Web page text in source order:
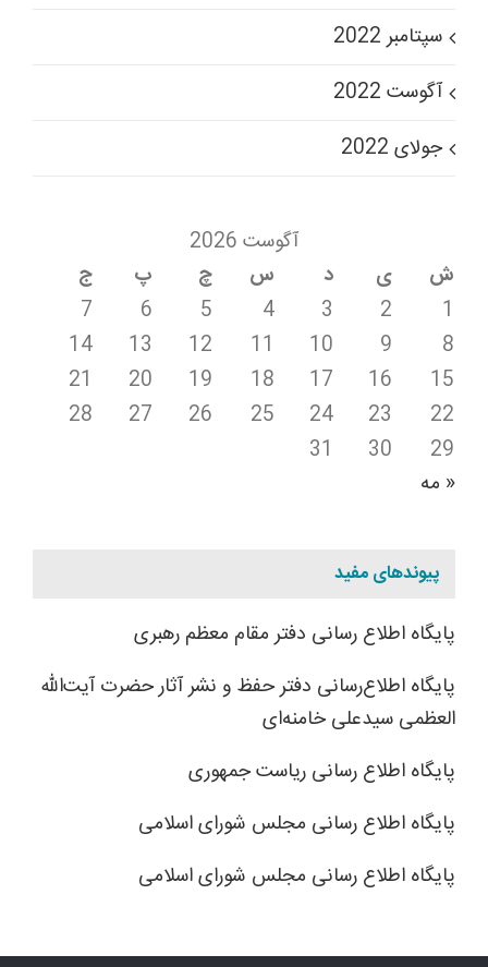
سپتامبر 2022
آگوست 2022
جولای 2022
آگوست 2026
ش
ی د س چ پ
ج
1
2
3
4
5
6
7
8
9
10
11
12
13
14
15
16
17
18
19
20
21
22
23
24
25
26
27
28
29
30
31
« مه
پیوندهای مفید
پایگاه اطلاع رسانی دفتر مقام معظم رهبری
پایگاه اطلاع‌رسانی دفتر حفظ و نشر آثار حضرت آیت‌الله
العظمی سیدعلی خامنه‌ای
پایگاه اطلاع رسانی ریاست جمهوری
پایگاه اطلاع رسانی مجلس شورای اسلامی
پایگاه اطلاع رسانی مجلس شورای اسلامی